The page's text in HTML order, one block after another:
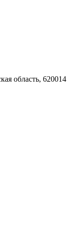
область, 620014